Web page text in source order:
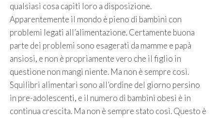
qualsiasi cosa capiti loro a disposizione.
Apparentemente il mondo è pieno di bambini con
problemi legati all’alimentazione. Certamente buona
parte dei problemi sono esagerati da mamme e papà
ansiosi, e non è propriamente vero che il figlio in
questione non mangi niente. Ma non è sempre così.
Squilibri alimentari sono all’ordine del giorno persino
in pre-adolescenti, e il numero di bambini obesi è in
continua crescita. Ma non è sempre stato così. Questo è